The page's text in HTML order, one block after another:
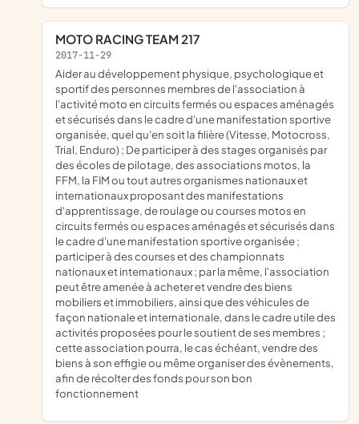
MOTO RACING TEAM 217
2017-11-29
aider au développement physique, psychologique et
sportif des personnes membres de l'association à
l'activité moto en circuits fermés ou espaces aménagés
et sécurisés dans le cadre d'une manifestation sportive
organisée, quel qu'en soit la filière (Vitesse, Motocross,
Trial, Enduro) ; De participer à des stages organisés par
des écoles de pilotage, des associations motos, la
FFM, la FIM ou tout autres organismes nationaux et
internationaux proposant des manifestations
d'apprentissage, de roulage ou courses motos en
circuits fermés ou espaces aménagés et sécurisés dans
le cadre d'une manifestation sportive organisée ;
participer à des courses et des championnats
nationaux et internationaux ; par la même, l'association
peut être amenée à acheter et vendre des biens
mobiliers et immobiliers, ainsi que des véhicules de
façon nationale et internationale, dans le cadre utile des
activités proposées pour le soutient de ses membres ;
cette association pourra, le cas échéant, vendre des
biens à son effigie ou même organiser des évènements,
afin de récolter des fonds pour son bon
fonctionnement